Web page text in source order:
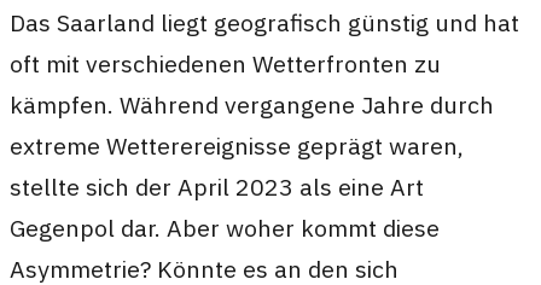
Das Saarland liegt geografisch günstig und hat
oft mit verschiedenen Wetterfronten zu
kämpfen. Während vergangene Jahre durch
extreme Wetterereignisse geprägt waren,
stellte sich der April 2023 als eine Art
Gegenpol dar. Aber woher kommt diese
Asymmetrie? Könnte es an den sich